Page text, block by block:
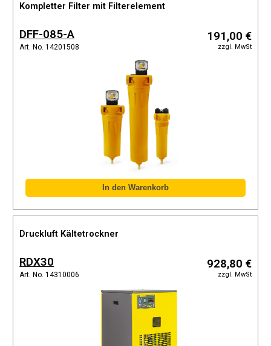
Kompletter Filter mit Filterelement
DFF-085-A
Art. No. 14201508
191,00 €
zzgl. MwSt
Druckluft Kältetrockner
RDX30
Art. No. 14310006
928,80 €
zzgl. MwSt